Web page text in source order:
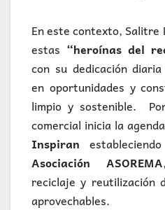
En este contexto, Salitre
estas “heroínas del
con su dedicación
en oportunidades y
limpio y sostenible.
comercial inicia la
Inspiran
Asociación ASOREMA
reciclaje y reutilización
aprovechables.